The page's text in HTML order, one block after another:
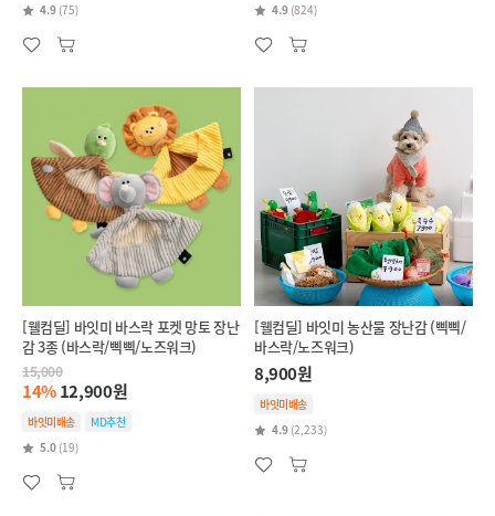
4.9 (75)
4.9 (824)
[웰컴딜] 바잇미 바스락 포켓 망토 장난
감 3종 (바스락/삑삑/노즈워크)
15,000
14%12,900원
바잇미배송
MD추천
5.0 (19)
[웰컴딜] 바잇미 농산물 장난감 (삑삑/
바스락/노즈워크)
8,900원
바잇미배송
4.9 (2,233)